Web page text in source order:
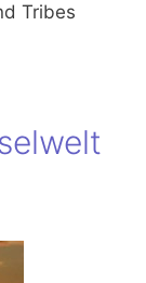
Tribes